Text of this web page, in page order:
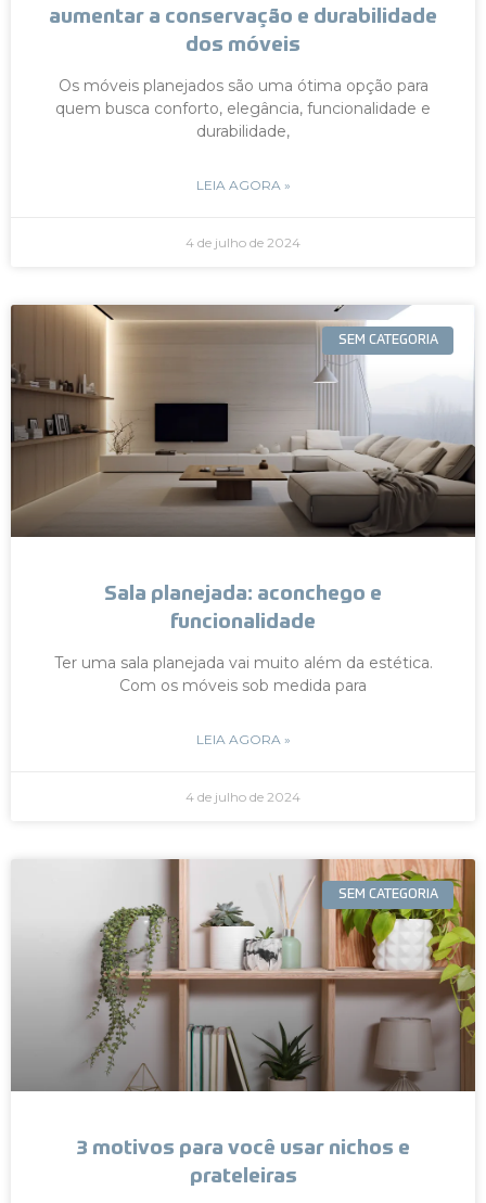
aumentar a conservação e durabilidade
dos móveis
Os móveis planejados são uma ótima opção para
quem busca conforto, elegância, funcionalidade e
durabilidade,
LEIA AGORA »
4 de julho de 2024
SEM CATEGORIA
Sala planejada: aconchego e
funcionalidade
Ter uma sala planejada vai muito além da estética.
Com os móveis sob medida para
LEIA AGORA »
4 de julho de 2024
SEM CATEGORIA
3 motivos para você usar nichos e
prateleiras